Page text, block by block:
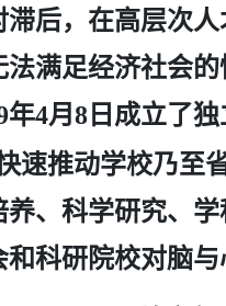
后，在高层次
满足经济社会
年4月8日成立了
速推动学校乃至
、科学研究、
科研院校对脑与